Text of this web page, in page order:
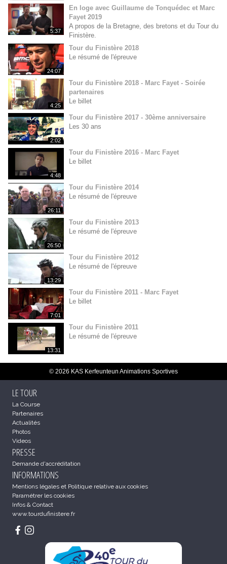
5:37
En loge avec Guillaume de Tonquédec et Marc
Fayet 2019
A propos de la Bretagne, des bretons et du Tour du
Finistère.
24:07
Tour du Finistère 2018
Le résumé de l'épreuve
4:25
Tour du Finistère 2018 - Marc Fayet - Soirée
partenaires
Le billet
2:02
Tour du Finistère 2017 - 30ème anniversaire
Les 30 ans
4:48
Tour du Finistère 2016 - Marc Fayet
Le billet
26:11
Tour du Finistère 2014
Le résumé de l'épreuve
26:50
Tour du Finistère 2013
Le résumé de l'épreuve
13:29
Tour du Finistère 2012
Le résumé de l'épreuve
7:01
Tour du Finistère 2011 - Marc Fayet
Le billet
13:31
Tour du Finistère 2011
Le résumé de l'épreuve
© 2026 KAS Kerfeunteun Animations Sportives
LE TOUR
La Course
Partenaires
Actualités
Photos
Videos
PRESSE
Demande d'accréditation
INFORMATIONS
Mentions légales et Politique relative aux cookies
Paramétrer les cookies
Infos & Contact
www.tourdufinistere.fr